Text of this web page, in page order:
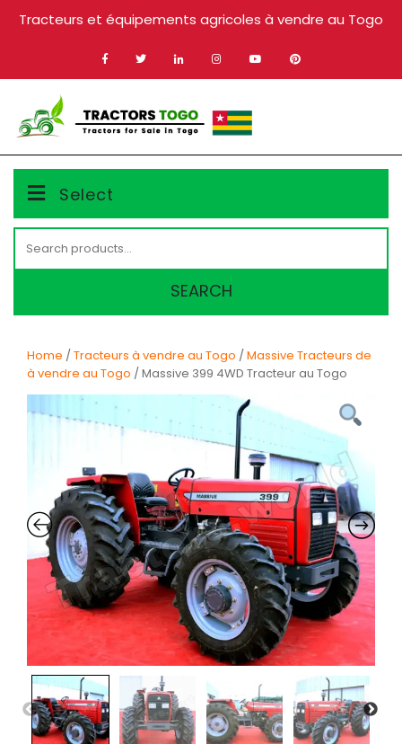
Tracteurs et équipements agricoles à vendre au Togo
Select
for:
SEARCH
Home / Tracteurs à vendre au Togo / Massive Tracteurs de
à vendre au Togo / Massive 399 4WD Tracteur au Togo